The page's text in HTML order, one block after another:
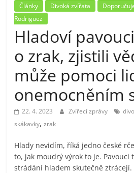
Články Divoká zvířata
Rodriguez
Hladoví
o zrak, zjistili
může pomoci
onemocněním
22. 4. 2023 Zvířecí zprávy
skákavky,zrak
Hlady nevidím, říká jedno české
to, jak moudrý výrok to je. Pavouci
strádání hladem skutečně